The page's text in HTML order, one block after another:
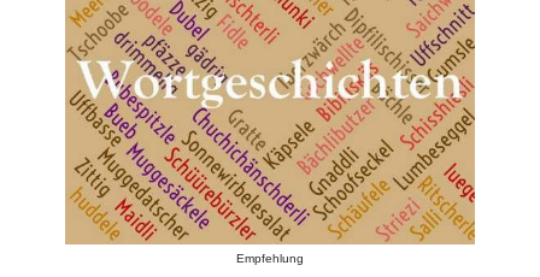
Empfehlung